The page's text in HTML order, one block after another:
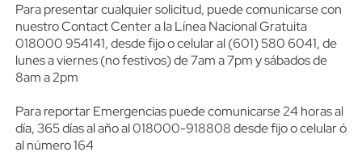
Para presentar cualquier solicitud, puede comunicarse con
nuestro Contact Center a la Línea Nacional Gratuita
018000 954141, desde fijo o celular al (601) 580 6041, de
lunes a viernes (no festivos) de 7am a 7pm y sábados de
8am a 2pm
Para reportar Emergencias puede comunicarse 24 horas al
día, 365 días al año al 018000-918808 desde fijo o celular ó
al número 164